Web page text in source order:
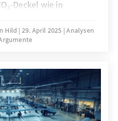
Deckel wie in
und
Er wäre
Emissionshandel
ist es, Emissionen zu
anzuregen und
attraktiver
Hild 29. April 2025 Analysen